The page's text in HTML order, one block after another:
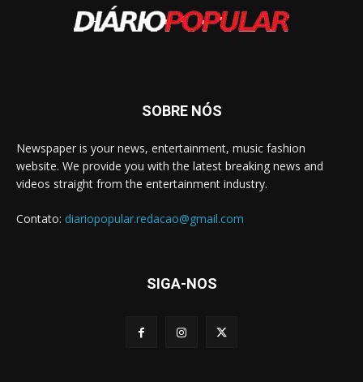
SOBRE NÓS
Newspaper is your news, entertainment, music fashion
website. We provide you with the latest breaking news and
videos straight from the entertainment industry.
Contato: diariopopular.redacao@gmail.com
SIGA-NOS